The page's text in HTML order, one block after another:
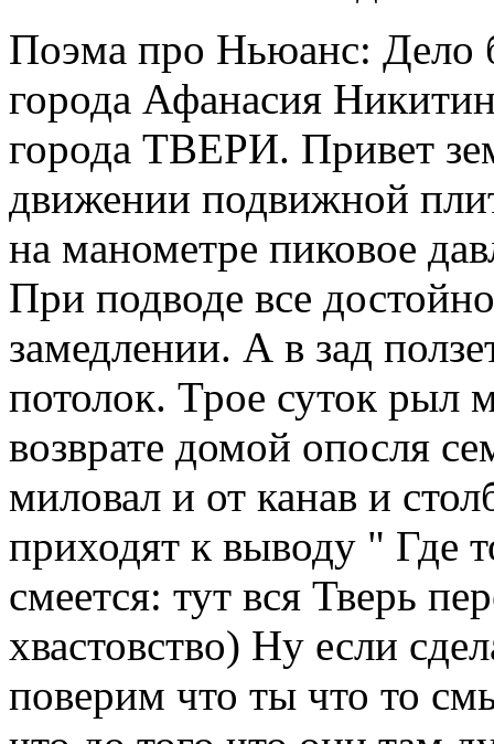
Поэма про Ньюанс: Дело
города Афанасия
города ТВЕРИ. Привет
движении подвижной
на манометре пиковое
При подводе все
замедлении. А в зад
потолок. Трое суток рыл
возврате домой опосля
миловал и от канав и
приходят к выводу " Где
смеется: тут вся Тверь
хвастовство) Ну если
поверим что ты что то